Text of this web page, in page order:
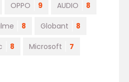
OPPO 9 AUDIO 8
8 Globant 8
8 Microsoft 7